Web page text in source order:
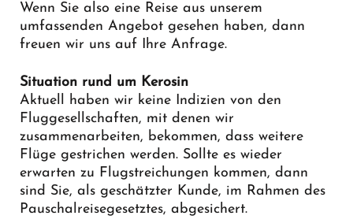
Wenn Sie also eine Reise aus unserem
umfassenden Angebot gesehen haben, dann
freuen wir uns auf Ihre Anfrage.
Situation rund um Kerosin
Aktuell haben wir keine Indizien von den
Fluggesellschaften, mit denen wir
zusammenarbeiten, bekommen, dass weitere
Flüge gestrichen werden. Sollte es wieder
erwarten zu Flugstreichungen kommen, dann
sind Sie, als geschätzter Kunde, im Rahmen des
Pauschalreisegesetztes, abgesichert.